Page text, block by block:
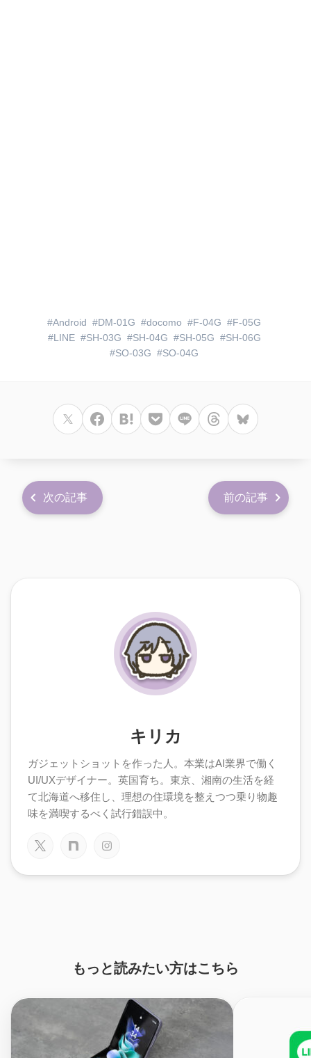
Android DM-01G docomo F-04G
F-05G
LINE
SH-03G SH-04G SH-05G
SH-06G
SO-03G
SO-04G
次の記事 前の記事
キリカ
ガジェットショットを作った人。本業はAI業界で働く
UI/UXデザイナー。英国育ち。東京、湘南の生活を経
て北海道へ移住し、理想の住環境を整えつつ乗り物趣
味を満喫するべく試行錯誤中。
もっと読みたい方はこちら